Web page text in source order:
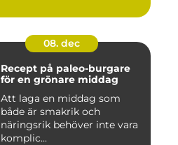
08. dec
Recept på paleo-burgare
för en grönare middag
Att laga en middag som
både är smakrik och
näringsrik behöver inte vara
komplic...